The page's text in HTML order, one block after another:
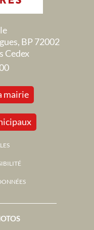
BP 72002
Cedex
mairie